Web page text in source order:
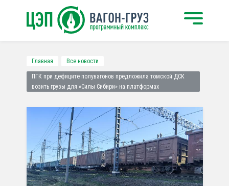
Главная Все новости
ПГК при дефиците полувагонов предложила томской ДСК
возить грузы для «Силы Сибири» на платформах